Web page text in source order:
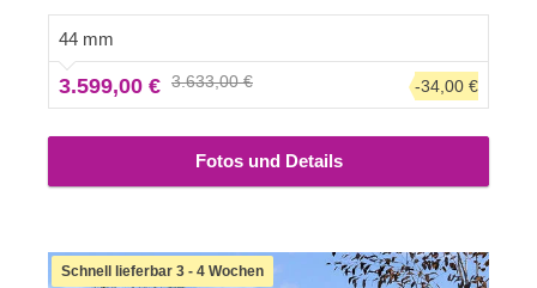
Ihr brandneues Garagengebäude zeigen. CLASSIC ist
ein kleines Juwel, mit großem Nutzen!
44 mm
3.599,00 € 3.633,00 € -34,00 €
Fotos und Details
Schnell lieferbar 3 - 4 Wochen